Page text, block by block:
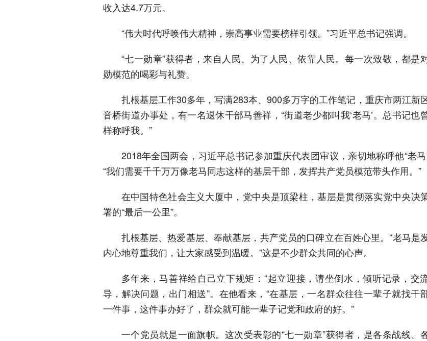
收入达4.7万元。
“伟大时代呼唤伟大精神，崇高事业需要榜样引领。”习近平总书记强调。
“七一勋章”获得者，来自人民、为了人民、依靠人民。每一次致敬，都是
勋模范的喝彩与礼赞。
扎根基层工作30多年，写满283本、900多万字的工作笔记，重庆市两江新
音桥街道办事处，有一名退休干部马善祥，“街道老少都叫我‘老马’。总书记也
样称呼我。”
2018年全国两会，习近平总书记参加重庆代表团审议，亲切地称呼他“老马
“我们需要千千万万像老马同志这样的基层干部，发挥共产党员模范带头作用。”
在中国特色社会主义大厦中，党中央是顶梁柱，基层是贯彻落实党中央决
署的“最后一公里”。
扎根基层、热爱基层、奉献基层，共产党员的口碑立在百姓心里。“老马是
内心地尊重我们，让大家感受到温暖。”这是不少群众共同的心声。
多年来，马善祥给自己立下规矩：“起立迎接，请坐倒水，倾听记录，交
导，解决问题，出门相送”。在他看来，“在基层，一名群众往往一辈子就找干
一件事，这件事办好了，群众就可能一辈子记党和政府的好。”
一个党员就是一面旗帜。这次受表彰的“七一勋章”获得者，是各条战线、